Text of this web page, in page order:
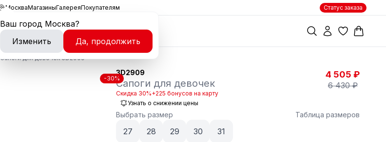
Москва
Ваш город Москва?
Изменить
Да, продолжить
МагазиныГалереяПокупателям Статус заказа
Сапоги для девочек 3D2909
-30% 4 505 ₽
6 430 ₽
3D2909
Сапоги для девочек
Скидка 30%+225 бонусов на карту
Узнать о снижении цены
Выбрать размер Таблица размеров
27 28 29 30 31